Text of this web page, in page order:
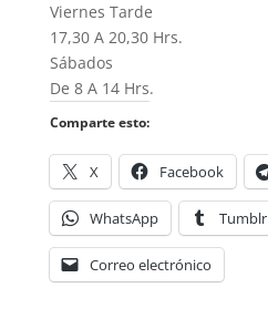
Viernes Tarde
17,30 A 20,30 Hrs.
Sábados
De 8 A 14 Hrs.
Comparte esto:
X Facebook
WhatsApp Tumblr
Correo electrónico